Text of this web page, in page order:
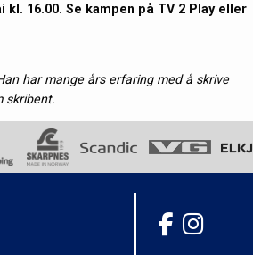
kl. 16.00. Se kampen på TV 2 Play eller
har mange års erfaring med å skrive
skribent.